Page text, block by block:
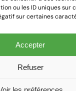
ou les ID uniques sur
sur certaines
Accepter
Refuser